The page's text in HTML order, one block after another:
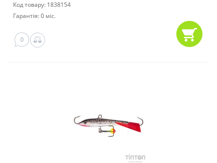
Код товару: 1838154
Гарантія: 0 міс.
0